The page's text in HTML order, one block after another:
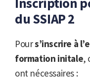
du SSIAP 2
Pours’inscrire à
formation initale,
ont nécessaires :